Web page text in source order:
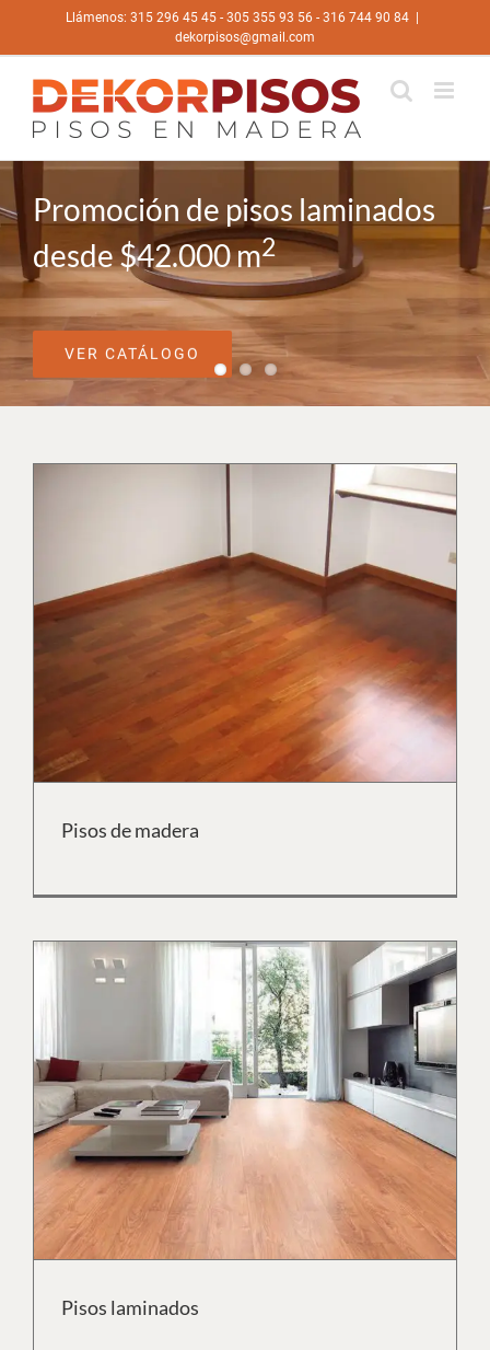
contenido
Llámenos: 315 296 45 45 - 305 355 93 56 - 316 744 90 84
dekorpisos@gmail.com
Promoción de pisos laminados
desde $42.000 m2
VER CATÁLOGO
Pisos de madera
Pisos laminados